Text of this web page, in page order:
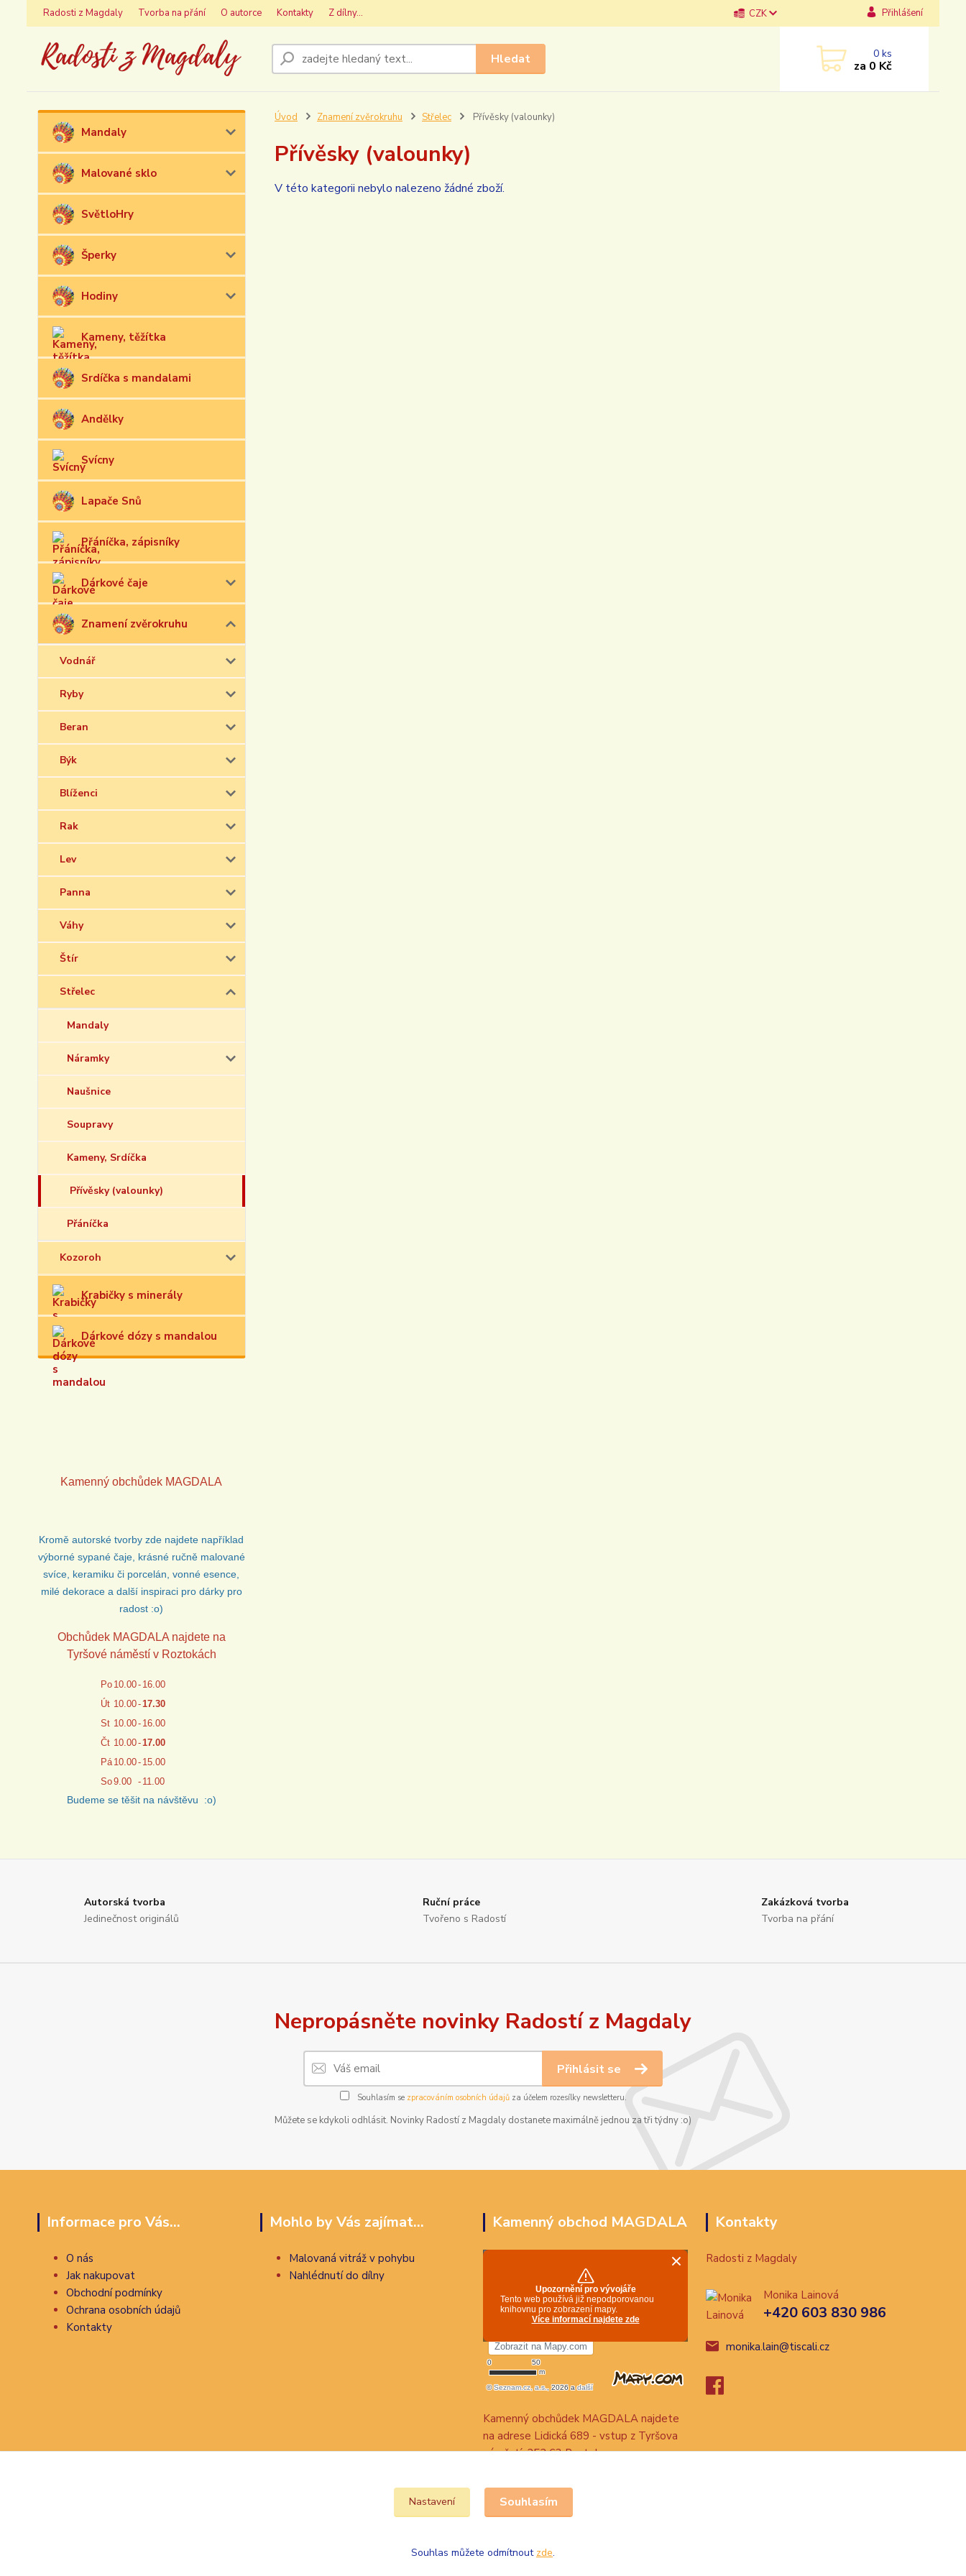
Radosti z Magdaly Tvorba na přání O autorce Kontakty Z dílny... CZK Přihlášení
Hledat 0ks
za 0 Kč
Mandaly
Malované sklo
SvětloHry
Šperky
Hodiny
Kameny, těžítka
Srdíčka s mandalami
Andělky
Svícny
Lapače Snů
Přáníčka, zápisníky
Dárkové čaje
Znamení zvěrokruhu
Vodnář
Ryby
Beran
Býk
Blíženci
Rak
Lev
Panna
Váhy
Štír
Střelec
Mandaly
Náramky
Naušnice
Soupravy
Kameny, Srdíčka
Přívěsky (valounky)
Přáníčka
Kozoroh
Krabičky s minerály
Dárkové dózy s mandalou
Kamenný obchůdek MAGDALA
Kromě autorské tvorby zde najdete například
výborné sypané čaje, krásné ručně malované
svíce, keramiku či porcelán, vonné esence,
milé dekorace a další inspiraci pro dárky pro
radost :o)
Obchůdek MAGDALA najdete na
Tyršové náměstí v Roztokách
Po 10.00- 16.00
Út 10.00-17.30
St 10.00- 16.00
Čt 10.00-17.00
Pá 10.00- 15.00
So9.00 - 11.00
Budeme se těšit na návštěvu :o)
Úvod Znamení zvěrokruhu Střelec Přívěsky (valounky)
Přívěsky (valounky)
V této kategorii nebylo nalezeno žádné zboží.
Autorská tvorba
Jedinečnost originálů
Ruční práce
Tvořeno s Radostí
Zakázková tvorba
Tvorba na přání
Nepropásněte novinky Radostí z Magdaly
Přihlásit se
Souhlasím se zpracováním osobních údajůza účelem rozesílky newsletteru.
Můžete se kdykoli odhlásit. Novinky Radostí z Magdaly dostanete maximálně jednou za tři týdny :o)
Informace pro Vás...
O nás
Jak nakupovat
Obchodní podmínky
Ochrana osobních údajů
Kontakty
Mohlo by Vás zajímat...
Malovaná vitráž v pohybu
Nahlédnutí do dílny
Kamenný obchod MAGDALA
Kamenný obchůdek MAGDALA najdete
na adrese Lidická 689 - vstup z Tyršova
náměstí, 252 63 Roztoky
Kontakty
Radosti z Magdaly
Monika Lainová
+420 603 830 986
monika.lain@tiscali.cz
Nastavení Souhlasím
Souhlas můžete odmítnout zde.